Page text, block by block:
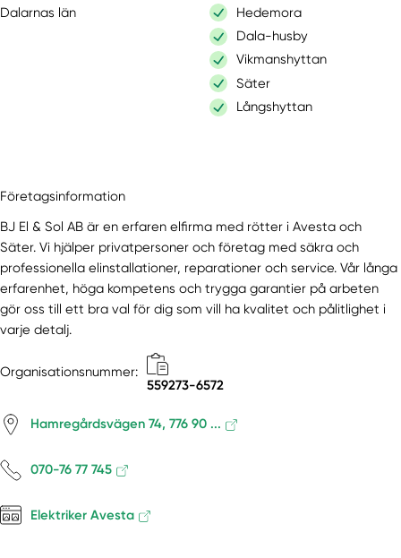
Dalarnas län
Hedemora
Dala-husby
Vikmanshyttan
Säter
Långshyttan
Företagsinformation
BJ El & Sol AB är en erfaren elfirma med rötter i Avesta och
Säter. Vi hjälper privatpersoner och företag med säkra och
professionella elinstallationer, reparationer och service. Vår långa
erfarenhet, höga kompetens och trygga garantier på arbeten
gör oss till ett bra val för dig som vill ha kvalitet och pålitlighet i
varje detalj.
Organisationsnummer:
559273-6572
Hamregårdsvägen 74, 776 90 ...
070-76 77 745
Elektriker Avesta